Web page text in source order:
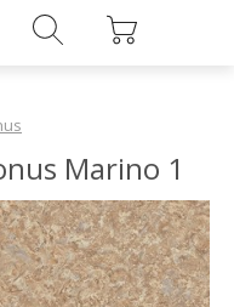
Marino 1